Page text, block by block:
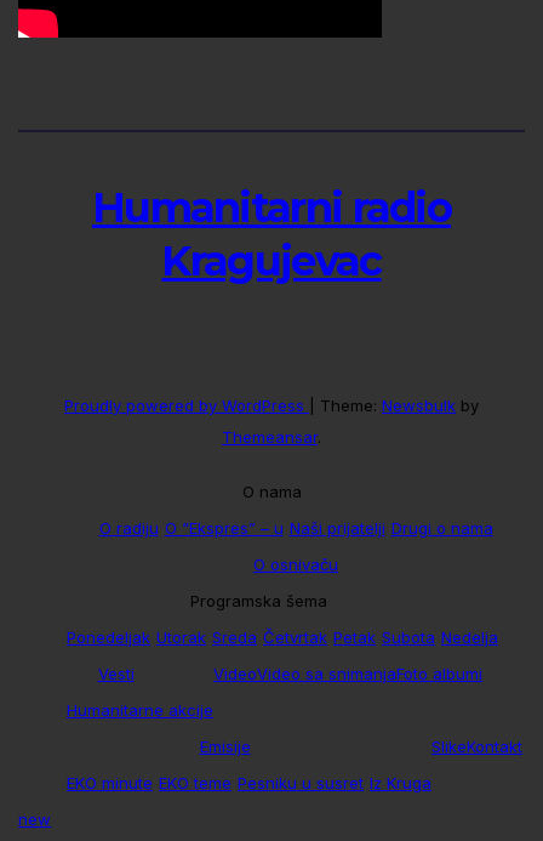
Humanitarni radio
Kragujevac
Proudly powered by WordPress Theme: Newsbulk by
Themeansar.
O nama
O radiju O “Ekspres” – u Naši prijatelji Drugi o nama
O osnivaču
Programska šema
Ponedeljak Utorak Sreda Četvrtak Petak Subota Nedelja
Vesti
Humanitarne akcije
VideoVideo sa snimanjaFoto albumi
Emisije
EKO minute EKO teme Pesniku u susret Iz Kruga
SlikeKontakt
new